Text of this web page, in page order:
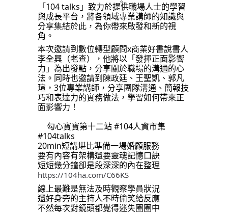
「104 talks」致力於提供職場人士的學習
與成長平台，將各領域專業講師的知識與
分享集結於此，為你帶來啟發和新的視
角。
本次邀請到數位轉型顧問x商業好書說書人
李全興（老查），他將以「發揮正面影響
力」為出發點，分享關於職場的溝通的心
法。同時也邀請到陳政廷、王聖凱、郭凡
瑄，3位專業講師，分享團隊溝通、簡報技
巧和表達力的實務做法，學習如何帶來正
面影響力！
勾心寶寶第十二站 #104人資市集
#104talks
20min短講堪比準備一場婚顧服務
要有內容有架構還要靈魂記憶口訣
短短幾分鐘卻是段深深的內在整理
https://104ha.com/C66KS
線上最難是無法及時觀察學員狀況
還好身旁的主持人不時偷笑給反應
不然每次對鏡頭都覺得迷失圈圈中